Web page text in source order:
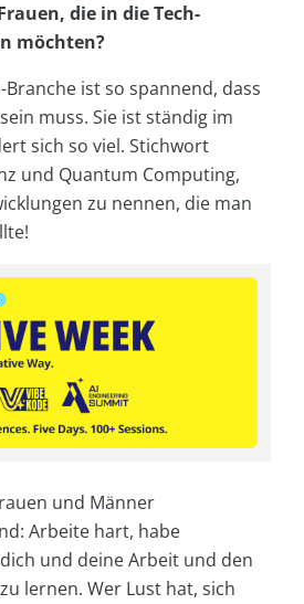
die in die Tech-
möchten?
Branche ist so spannend, dass
muss. Sie ist ständig im
sich so viel. Stichwort
und Quantum Computing,
zu nennen, die man
und Männer
Arbeite hart, habe
und deine Arbeit und den
lernen. Wer Lust hat, sich